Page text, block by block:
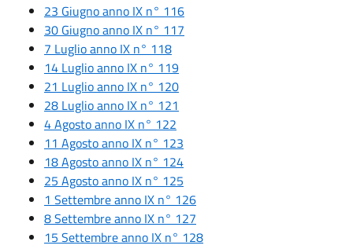
23 Giugno anno IX n° 116
30 Giugno anno IX n° 117
7 Luglio anno IX n° 118
14 Luglio anno IX n° 119
21 Luglio anno IX n° 120
28 Luglio anno IX n° 121
4 Agosto anno IX n° 122
11 Agosto anno IX n° 123
18 Agosto anno IX n° 124
25 Agosto anno IX n° 125
1 Settembre anno IX n° 126
8 Settembre anno IX n° 127
15 Settembre anno IX n° 128